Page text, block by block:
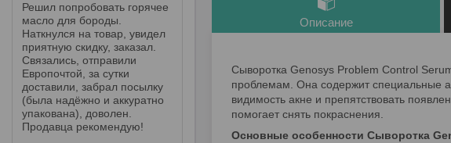
Описание
Сыворотка Genosys Problem Control
проблемам. Она содержит специальные
видимость акне и препятствовать
помогает снять покраснения.
Основные особенности Сыворотка
Решил попробовать горячее
масло для бороды.
Наткнулся на товар, увидел
приятную скидку, заказал.
Связались, отправили
Европочтой, за сутки
доставили, забрал посылку
(была надёжно и аккуратно
упакована), доволен.
Продавца рекомендую!